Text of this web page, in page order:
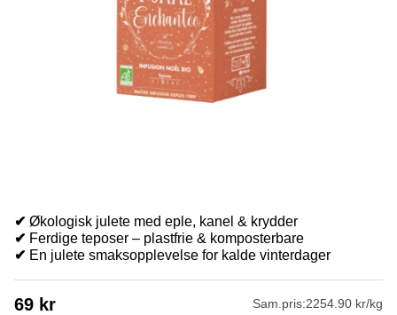
✔ Økologisk julete med eple, kanel & krydder
✔ Ferdige teposer – plastfrie & komposterbare
✔ En julete smaksopplevelse for kalde vinterdager
69 kr Sam.pris:2254.90 kr/kg